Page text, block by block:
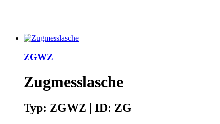
ZGWZ
Zugmesslasche
Typ: ZGWZ | ID: ZG